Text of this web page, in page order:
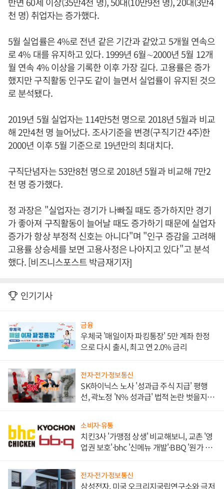
천 명) 취업자는 증가했다.
5월 실업률은 4%로 전년 같은 기간과 같았고 5개월 연속으
로 4% 대를 유지하고 있다. 1999년 6월∼2000년 5월 12개
월 연속 4% 이상을 기록한 이후 가장 길다. 고용률은 증가
했지만 구직활동 인구도 같이 늘면서 실업률이 유지된 것으
로 분석됐다.
2019년 5월 실업자는 114만5천 명으로 2018년 5월과 비교
해 2만4천 명 늘어났다. 조사기준을 변경(구직기간 4주)한
2000년 이후 5월 기준으로 19년만의 최대치다.
구직단념자는 53만8천 명으로 2018년 5월과 비교해 7만2
천 명 증가했다.
정 과장은 "실업자는 경기가 나빠질 때도 증가하지만 경기
가 좋아져 구직활동이 늘어날 때도 증가하기 때문에 실업자
증가가 항상 부정적 신호는 아니다"며 "인구 증감을 고려해
고용률 상승세를 보면 고용사정은 나아지고 있다"고 분석
했다. [비즈니스포스트 박금재기자]
인기기사
금융
우체국 '매일이자 파킹통장' 5만 계좌 한정
으로 다시 출시, 최고 연 2.0% 금리
전자·전기·정보통신
SK하이닉스 노사 '성과급 주식 지급' 평행
선, 곽노정 'N% 성과급' 법적 논란 벗을지 주
소비자·유통
치킨3사 '가맹점 상생' 비교해보니, 교촌 '영
업권 보호'·bhc '신메뉴 개발'·BBQ '원가 부
전자·전기·정보통신
삼성전자, 미국 오크리지국립연구소와 극저